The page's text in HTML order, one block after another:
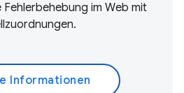
Fehlerbehebung im Web mit
Informationen